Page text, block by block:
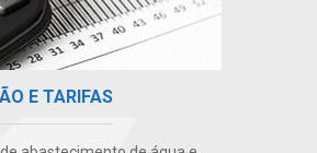
E TARIFAS